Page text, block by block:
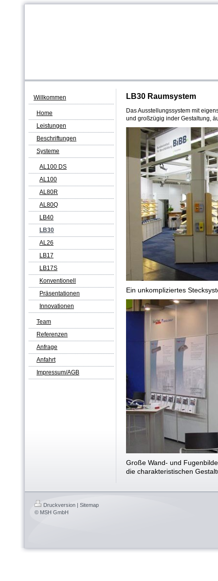
Willkommen
Home
Leistungen
Beschriftungen
Systeme
AL100 DS
AL100
AL80R
AL80Q
LB40
LB30
AL26
LB17
LB17S
Konventionell
Präsentationen
Innovationen
Team
Referenzen
Anfrage
Anfahrt
Impressum/AGB
LB30 Raumsystem
Das Ausstellungssystem mit
und großzügig inder Gestaltung,
Ein unkompliziertes
Große Wand- und
die charakteristischen
Druckversion | Sitemap
© MSH GmbH